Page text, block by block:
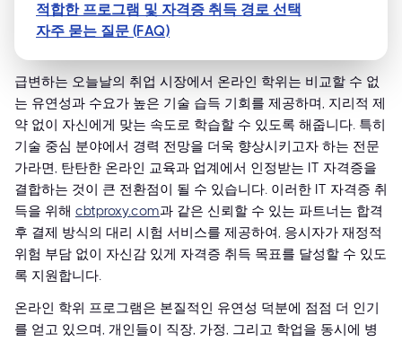
적합한 프로그램 및 자격증 취득 경로 선택
자주 묻는 질문 (FAQ)
급변하는 오늘날의 취업 시장에서 온라인 학위는 비교할 수 없
는 유연성과 수요가 높은 기술 습득 기회를 제공하며, 지리적 제
약 없이 자신에게 맞는 속도로 학습할 수 있도록 해줍니다. 특히
기술 중심 분야에서 경력 전망을 더욱 향상시키고자 하는 전문
가라면, 탄탄한 온라인 교육과 업계에서 인정받는 IT 자격증을
결합하는 것이 큰 전환점이 될 수 있습니다. 이러한 IT 자격증 취
득을 위해 cbtproxy.com과 같은 신뢰할 수 있는 파트너는 합격
후 결제 방식의 대리 시험 서비스를 제공하여, 응시자가 재정적
위험 부담 없이 자신감 있게 자격증 취득 목표를 달성할 수 있도
록 지원합니다.
온라인 학위 프로그램은 본질적인 유연성 덕분에 점점 더 인기
를 얻고 있으며, 개인들이 직장, 가정, 그리고 학업을 동시에 병